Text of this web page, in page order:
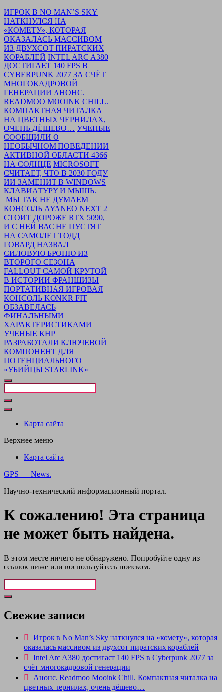
Перейти
к
основному
контенту
ИГРОК В NO MAN’S SKY
НАТКНУЛСЯ НА
«КОМЕТУ», КОТОРАЯ
ОКАЗАЛАСЬ МАССИВОМ
ИЗ ДВУХСОТ ПИРАТСКИХ
КОРАБЛЕЙ INTEL ARC A380
ДОСТИГАЕТ 140 FPS В
CYBERPUNK 2077 ЗА СЧЁТ
МНОГОКАДРОВОЙ
ГЕНЕРАЦИИ АНОНС.
READMOO MOOINK CHILL.
КОМПАКТНАЯ ЧИТАЛКА
НА ЦВЕТНЫХ ЧЕРНИЛАХ,
ОЧЕНЬ ДЁШЕВО… УЧЕНЫЕ
СООБЩИЛИ О
НЕОБЫЧНОМ ПОВЕДЕНИИ
АКТИВНОЙ ОБЛАСТИ 4366
НА СОЛНЦЕ MICROSOFT
СЧИТАЕТ, ЧТО В 2030 ГОДУ
ИИ ЗАМЕНИТ В WINDOWS
КЛАВИАТУРУ И МЫШЬ.
МЫ ТАК НЕ ДУМАЕМ
КОНСОЛЬ AYANEO NEXT 2
СТОИТ ДОРОЖЕ RTX 5090,
И С НЕЙ ВАС НЕ ПУСТЯТ
НА САМОЛЕТ ТОДД
ГОВАРД НАЗВАЛ
СИЛОВУЮ БРОНЮ ИЗ
ВТОРОГО СЕЗОНА
FALLOUT САМОЙ КРУТОЙ
В ИСТОРИИ ФРАНШИЗЫ
ПОРТАТИВНАЯ ИГРОВАЯ
КОНСОЛЬ KONKR FIT
ОБЗАВЕЛАСЬ
ФИНАЛЬНЫМИ
ХАРАКТЕРИСТИКАМИ
УЧЕНЫЕ КНР
РАЗРАБОТАЛИ КЛЮЧЕВОЙ
КОМПОНЕНТ ДЛЯ
ПОТЕНЦИАЛЬНОГО
«УБИЙЦЫ STARLINK»
Закрыть
поискКарта сайта
Верхнее меню
Карта сайта
GPS — News.
Научно-технический информационный портал.
К сожалению! Эта страница
не может быть найдена.
В этом месте ничего не обнаружено. Попробуйте одну из
ссылок ниже или воспользуйтесь поиском.
Свежие записи
Игрок в No Man’s Sky наткнулся на «комету», которая
оказалась массивом из двухсот пиратских кораблей
Intel Arc A380 достигает 140 FPS в Cyberpunk 2077 за
счёт многокадровой генерации
Анонс. Readmoo Mooink Chill. Компактная читалка на
цветных чернилах, очень дёшево…